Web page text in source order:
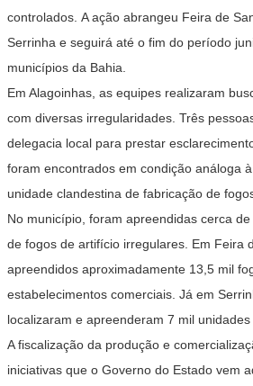
controlados. A ação abrangeu Feira de
Serrinha e seguirá até o fim do período
municípios da Bahia.
Em Alagoinhas, as equipes realizaram
com diversas irregularidades. Três
delegacia local para prestar
foram encontrados em condição análoga
unidade clandestina de fabricação de
No município, foram apreendidas cerca
de fogos de artifício irregulares. Em Feira
apreendidos aproximadamente 13,5 mil
estabelecimentos comerciais. Já em
localizaram e apreenderam 7 mil unidades
A fiscalização da produção e
iniciativas que o Governo do Estado vem